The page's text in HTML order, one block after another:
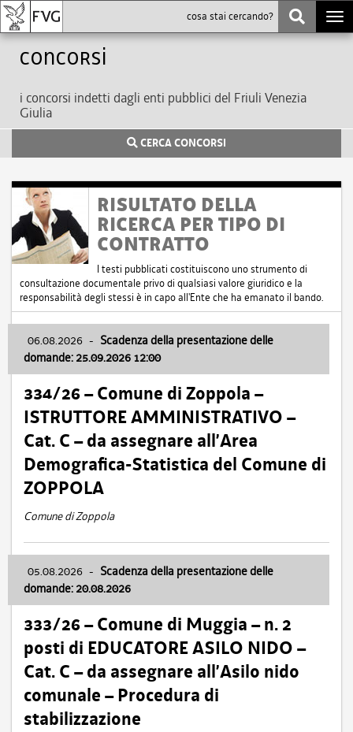
Concorsi
i concorsi indetti dagli enti pubblici del Friuli Venezia
Giulia
CERCA CONCORSI
RISULTATO DELLA
RICERCA PER TIPO DI
CONTRATTO
I testi pubblicati costituiscono uno strumento di
consultazione documentale privo di qualsiasi valore giuridico e la
responsabilità degli stessi è in capo all'Ente che ha emanato il bando.
06.08.2026 - Scadenza della presentazione delle
domande: 25.09.2026 12:00
334/26 – Comune di Zoppola –
ISTRUTTORE AMMINISTRATIVO –
Cat. C – da assegnare all’Area
Demografica-Statistica del Comune di
ZOPPOLA
Comune di Zoppola
05.08.2026 - Scadenza della presentazione delle
domande: 20.08.2026
333/26 – Comune di Muggia – n. 2
posti di EDUCATORE ASILO NIDO –
Cat. C – da assegnare all’Asilo nido
comunale – Procedura di
stabilizzazione